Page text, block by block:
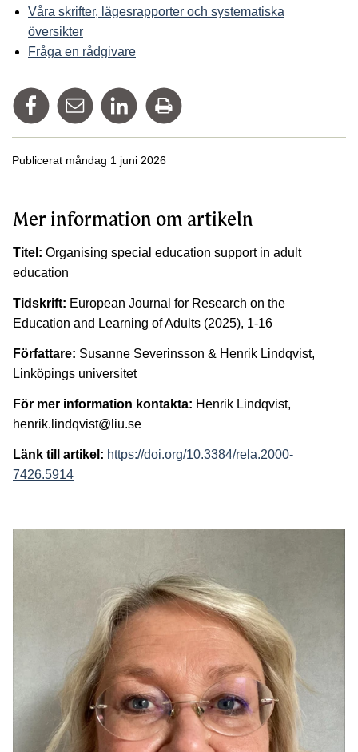
Våra skrifter, lägesrapporter och systematiska
översikter
Fråga en rådgivare
Dela på Facebook
Tipsa via mailDela på Linkedin
Publicerat måndag 1 juni 2026
Mer information om artikeln
Titel: Organising special education support in adult
education
Tidskrift: European Journal for Research on the
Education and Learning of Adults (2025), 1-16
Författare: Susanne Severinsson & Henrik Lindqvist,
Linköpings universitet
För mer information kontakta: Henrik Lindqvist,
henrik.lindqvist@liu.se
Länk till artikel: https://doi.org/10.3384/rela.2000-
7426.5914